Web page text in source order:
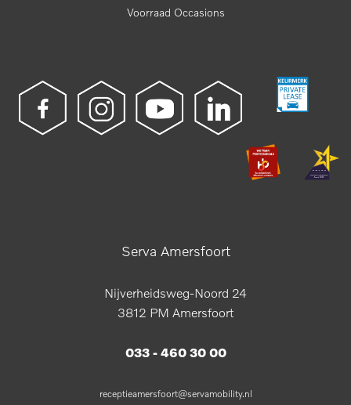
Voorraad Occasions
Serva Amersfoort
Nijverheidsweg-Noord 24
3812 PM Amersfoort
033 - 460 30 00
receptieamersfoort@servamobility.nl